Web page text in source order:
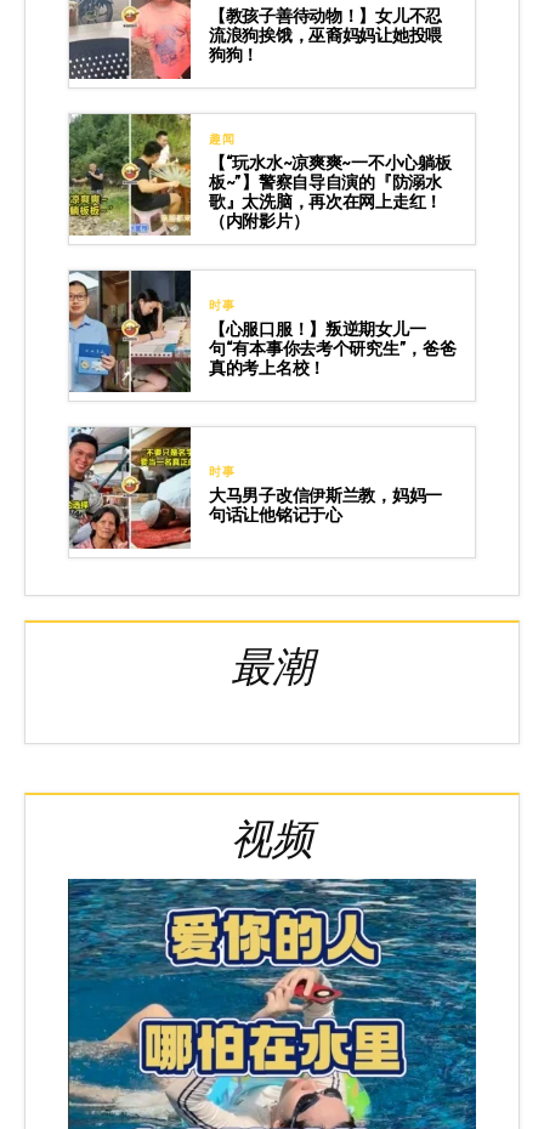
【教孩子善待动物！】女儿不忍
流浪狗挨饿，巫裔妈妈让她投喂
狗狗！
趣闻
【“玩水水~凉爽爽~一不小心躺板
板~”】警察自导自演的『防溺水
歌』太洗脑，再次在网上走红！
（内附影片）
时事
【心服口服！】叛逆期女儿一
句“有本事你去考个研究生”，爸爸
真的考上名校！
时事
大马男子改信伊斯兰教，妈妈一
句话让他铭记于心
最潮
视频